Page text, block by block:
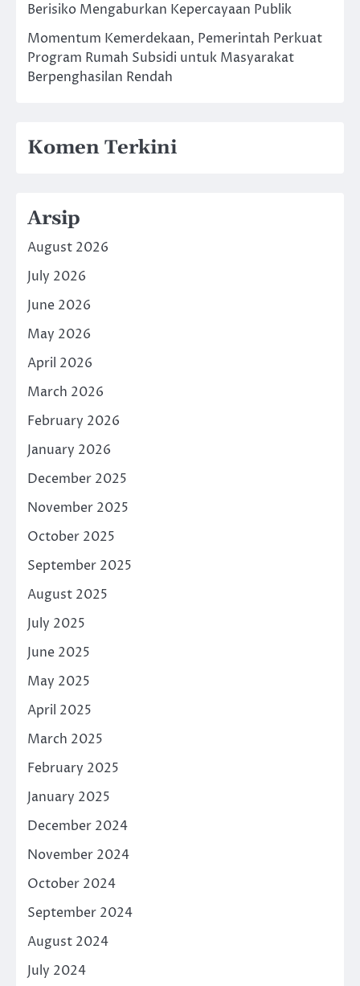
Berisiko Mengaburkan Kepercayaan Publik
Momentum Kemerdekaan, Pemerintah Perkuat
Program Rumah Subsidi untuk Masyarakat
Berpenghasilan Rendah
Komen Terkini
Arsip
August 2026
July 2026
June 2026
May 2026
April 2026
March 2026
February 2026
January 2026
December 2025
November 2025
October 2025
September 2025
August 2025
July 2025
June 2025
May 2025
April 2025
March 2025
February 2025
January 2025
December 2024
November 2024
October 2024
September 2024
August 2024
July 2024